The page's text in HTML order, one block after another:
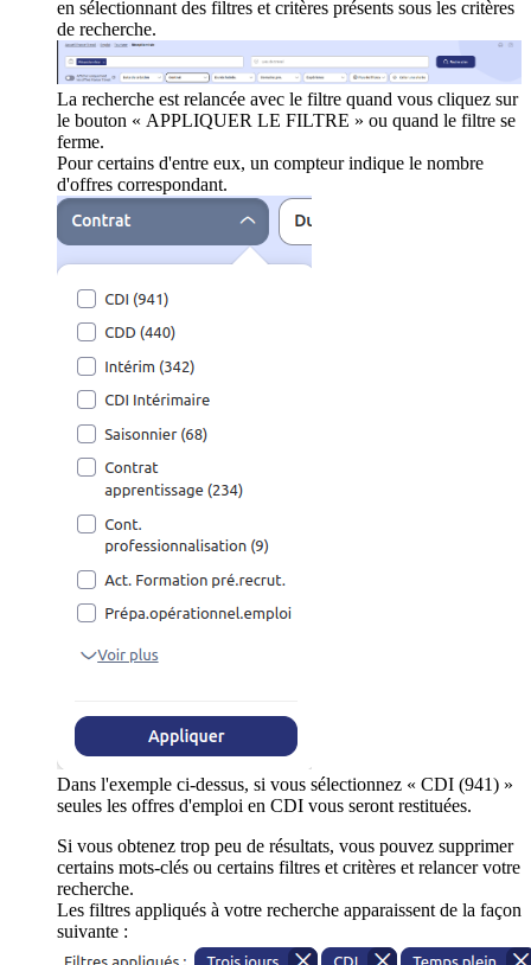
en sélectionnant des filtres et critères présents sous les critères
de recherche.
La recherche est relancée avec le filtre quand vous cliquez sur
le bouton « APPLIQUER LE FILTRE » ou quand le filtre se
ferme.
Pour certains d'entre eux, un compteur indique le nombre
d'offres correspondant.
Dans l'exemple ci-dessus, si vous sélectionnez « CDI (941) »
seules les offres d'emploi en CDI vous seront restituées.
Si vous obtenez trop peu de résultats, vous pouvez supprimer
certains mots-clés ou certains filtres et critères et relancer votre
recherche.
Les filtres appliqués à votre recherche apparaissent de la façon
suivante :